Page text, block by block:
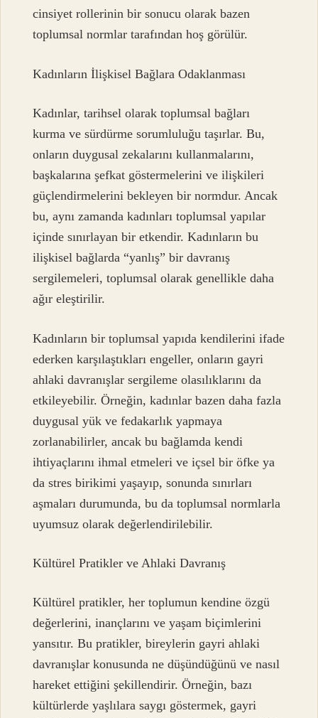
cinsiyet rollerinin bir sonucu olarak bazen
toplumsal normlar tarafından hoş görülür.
Kadınların İlişkisel Bağlara Odaklanması
Kadınlar, tarihsel olarak toplumsal bağları
kurma ve sürdürme sorumluluğu taşırlar. Bu,
onların duygusal zekalarını kullanmalarını,
başkalarına şefkat göstermelerini ve ilişkileri
güçlendirmelerini bekleyen bir normdur. Ancak
bu, aynı zamanda kadınları toplumsal yapılar
içinde sınırlayan bir etkendir. Kadınların bu
ilişkisel bağlarda “yanlış” bir davranış
sergilemeleri, toplumsal olarak genellikle daha
ağır eleştirilir.
Kadınların bir toplumsal yapıda kendilerini ifade
ederken karşılaştıkları engeller, onların gayri
ahlaki davranışlar sergileme olasılıklarını da
etkileyebilir. Örneğin, kadınlar bazen daha fazla
duygusal yük ve fedakarlık yapmaya
zorlanabilirler, ancak bu bağlamda kendi
ihtiyaçlarını ihmal etmeleri ve içsel bir öfke ya
da stres birikimi yaşayıp, sonunda sınırları
aşmaları durumunda, bu da toplumsal normlarla
uyumsuz olarak değerlendirilebilir.
Kültürel Pratikler ve Ahlaki Davranış
Kültürel pratikler, her toplumun kendine özgü
değerlerini, inançlarını ve yaşam biçimlerini
yansıtır. Bu pratikler, bireylerin gayri ahlaki
davranışlar konusunda ne düşündüğünü ve nasıl
hareket ettiğini şekillendirir. Örneğin, bazı
kültürlerde yaşlılara saygı göstermek, gayri